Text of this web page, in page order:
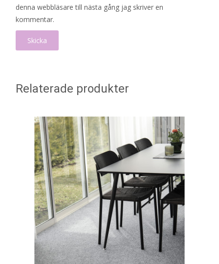
denna webbläsare till nästa gång jag skriver en
kommentar.
Relaterade produkter